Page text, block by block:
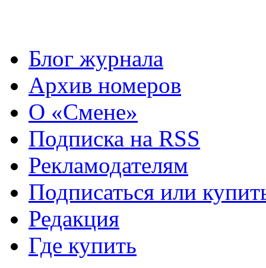
Блог журнала
Архив номеров
О «Смене»
Подписка на RSS
Рекламодателям
Подписаться или
Редакция
Где купить